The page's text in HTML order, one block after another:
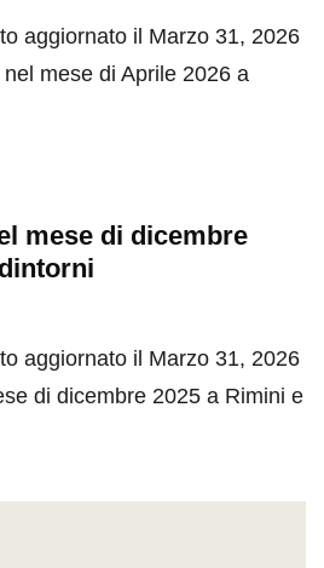
aggiornato il Marzo 31, 2026
mese di Aprile 2026 a
mese di dicembre
aggiornato il Marzo 31, 2026
di dicembre 2025 a Rimini e